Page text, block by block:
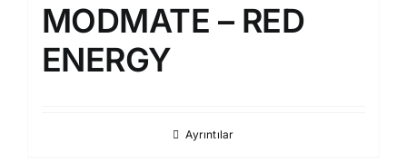
MODMATE – RED
ENERGY
Ayrıntılar